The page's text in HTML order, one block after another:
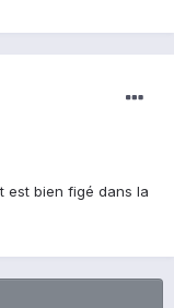
est bien figé dans la